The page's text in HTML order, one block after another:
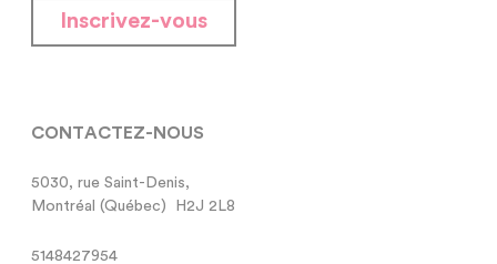
Inscrivez-vous
CONTACTEZ-NOUS
5030, rue Saint-Denis,
Montréal (Québec)  H2J 2L8
5148427954